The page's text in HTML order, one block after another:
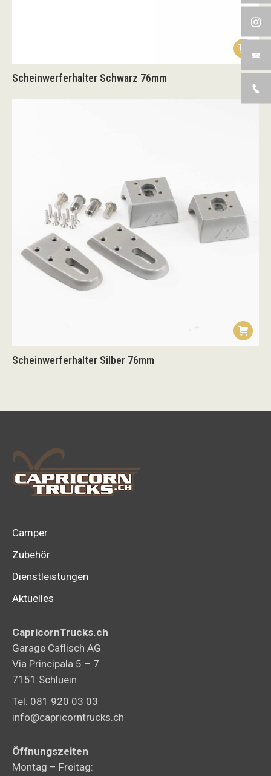
Scheinwerferhalter Schwarz 76mm
Scheinwerferhalter Silber 76mm
Camper
Zubehör
Dienstleistungen
Aktuelles
CapricornTrucks.ch
Garage Caflisch AG
Via Principala 5 – 7
7151 Schluein
Tel. 081 920 03 03
info@capricorntrucks.ch
Öffnungszeiten
Montag – Freitag: